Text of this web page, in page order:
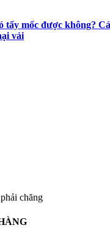
tẩy mốc được không?
vải
chăng